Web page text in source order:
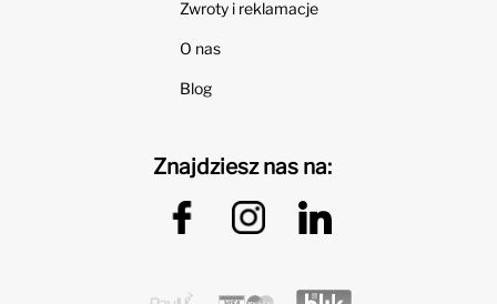
Zwroty i reklamacje
O nas
Blog
Znajdziesz nas na: